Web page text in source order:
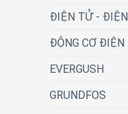
ĐIỆN TỬ -
ĐỘNG CƠ ĐIỆN
EVERGUSH
GRUNDFOS